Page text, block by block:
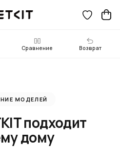
Сравнение Возврат
МОДЕЛЕЙ
подходит
дому